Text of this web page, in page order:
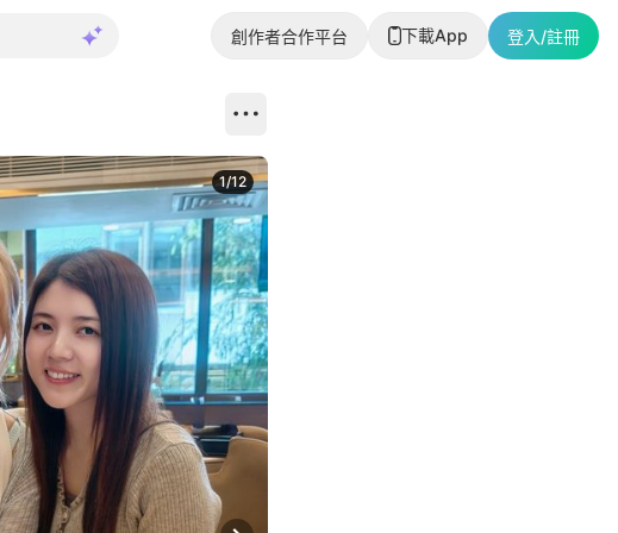
創作者合作平台 下載App 登入/註冊
1/12